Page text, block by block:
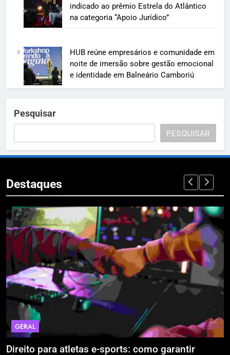
indicado ao prêmio Estrela do Atlântico
na categoria “Apoio Jurídico”
HUB reúne empresários e comunidade em
noite de imersão sobre gestão emocional
e identidade em Balneário Camboriú
Pesquisar
PESQUISAR
Destaques
GERAL
Direito para atletas e-sports: como garantir